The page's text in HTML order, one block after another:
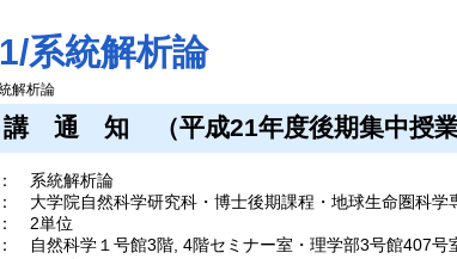
系統解析論
解析論
通 知 （平成21年度後期集中授
系統解析論
大学院自然科学研究科・博士後期課程・地球生命圏科学
2単位
自然科学１号館3階, 4階セミナー室・理学部3号館407号